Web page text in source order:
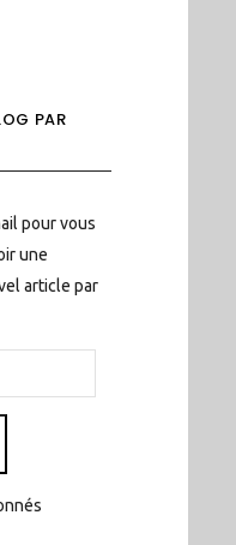
PAR
pour vous
une
article par